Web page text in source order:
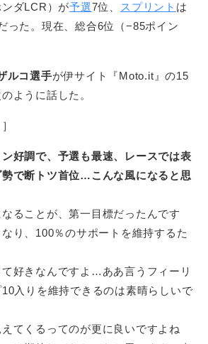
ンダLCR）が予選7位、 スプリント は
った。現在、総合6位（−85ポイン
ルコ選手が伊サイト『Moto.it』の15
ように話した。
ン好調で、予選も最速、レースでは表
で断トツ首位…こんな風になると思
なることが、第一目標だったんです
り、100％のサポートを維持するた
好きなんですよ…ああ言うフィーリ
入りを維持できるのは素晴らしいで
てくるってのが更に良いですよね